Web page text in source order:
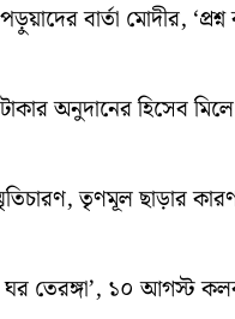
বার্তা মোদীর,
অনুদানের হিসেব
তৃণমূল ছাড়ার
তেরঙ্গা’, ১০ আগস্ট